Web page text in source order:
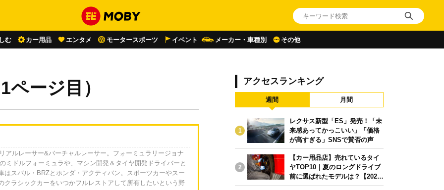
む カー用品 エンタメ モータースポーツ イベント メーカー・車種別 その他
ージ目）
アルレーサー&バーチャルレーサー。フォーミュラリージョナ
ミドルフォーミュラや、マシン開発＆タイヤ開発ドライバーと
はスバル・BRZとホンダ・アクティバン。スポーツカーやスー
クラシックカーをいつかフルレストアして所有したいという野
アクセスランキング
週間 月間
1
レクサス新型「ES」発売！「未
来感あってかっこいい」「価格
が高すぎる」SNSで賛否の声
2
【カー用品店】売れているタイ
ヤTOP10｜夏のロングドライブ
前に選ばれたモデルは？【2026
年6月版】